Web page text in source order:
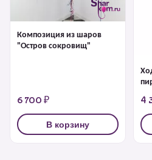
Композиция из шаров
"Остров сокровищ"
6 700 ₽
В корзину
4